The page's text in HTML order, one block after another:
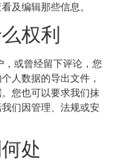
及编辑那些信息。
权利
或曾经留下评论，您
人数据的导出文件，
您也可以要求我们抹
们因管理、法规或安
处